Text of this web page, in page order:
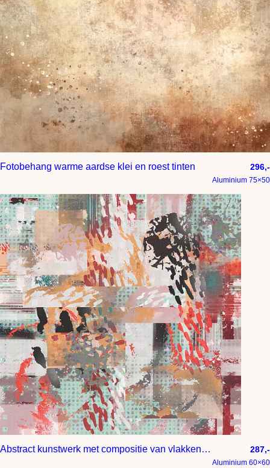
Fotobehang warme aardse klei en roest tinten 296,-
Aluminium 75×50
Abstract kunstwerk met compositie van vlakken in mintgroen oranje rood roze zwart en grijs tinten 287,-
Aluminium 60×60